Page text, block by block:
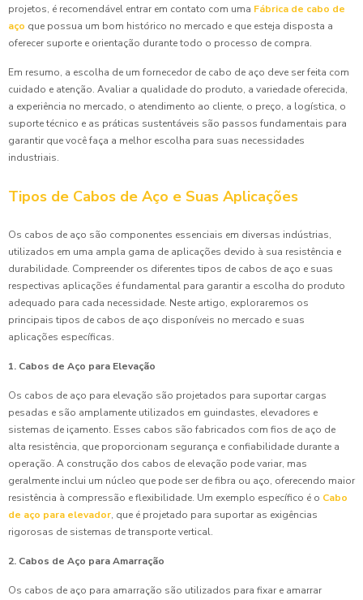
projetos, é recomendável entrar em contato com uma Fábrica de cabo de
aço que possua um bom histórico no mercado e que esteja disposta a
oferecer suporte e orientação durante todo o processo de compra.
Em resumo, a escolha de um fornecedor de cabo de aço deve ser feita com
cuidado e atenção. Avaliar a qualidade do produto, a variedade oferecida,
a experiência no mercado, o atendimento ao cliente, o preço, a logística, o
suporte técnico e as práticas sustentáveis são passos fundamentais para
garantir que você faça a melhor escolha para suas necessidades
industriais.
Tipos de Cabos de Aço e Suas Aplicações
Os cabos de aço são componentes essenciais em diversas indústrias,
utilizados em uma ampla gama de aplicações devido à sua resistência e
durabilidade. Compreender os diferentes tipos de cabos de aço e suas
respectivas aplicações é fundamental para garantir a escolha do produto
adequado para cada necessidade. Neste artigo, exploraremos os
principais tipos de cabos de aço disponíveis no mercado e suas
aplicações específicas.
1. Cabos de Aço para Elevação
Os cabos de aço para elevação são projetados para suportar cargas
pesadas e são amplamente utilizados em guindastes, elevadores e
sistemas de içamento. Esses cabos são fabricados com fios de aço de
alta resistência, que proporcionam segurança e confiabilidade durante a
operação. A construção dos cabos de elevação pode variar, mas
geralmente inclui um núcleo que pode ser de fibra ou aço, oferecendo maior
resistência à compressão e flexibilidade. Um exemplo específico é o Cabo
de aço para elevador, que é projetado para suportar as exigências
rigorosas de sistemas de transporte vertical.
2. Cabos de Aço para Amarração
Os cabos de aço para amarração são utilizados para fixar e amarrar